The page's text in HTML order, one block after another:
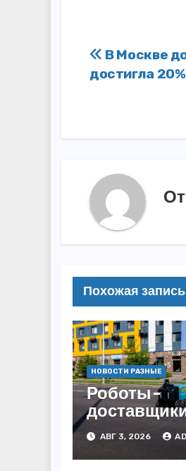
по
В Москве
достигла 20%
От
Похожая запись
НОВОСТИ РАЗНЫЕ
Роботы-
«Яндекса»
появились
Казахстане
АВГ 3, 2026